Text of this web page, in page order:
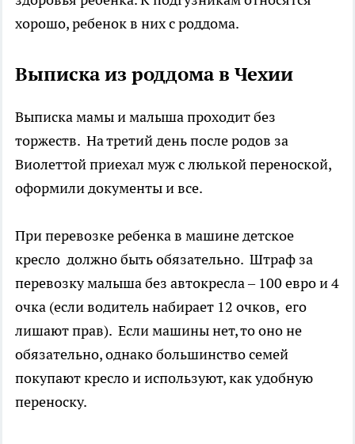
хорошо, ребенок в них с роддома.
Выписка из роддома в Чехии
Выписка мамы и малыша проходит без
торжеств. На третий день после родов за
Виолеттой приехал муж с люлькой переноской,
оформили документы и все.
При перевозке ребенка в машине детское
кресло должно быть обязательно. Штраф за
перевозку малыша без автокресла – 100 евро и 4
очка (если водитель набирает 12 очков, его
лишают прав). Если машины нет, то оно не
обязательно, однако большинство семей
покупают кресло и используют, как удобную
переноску.